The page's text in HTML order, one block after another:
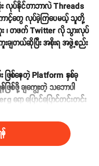
လုပ်နိုင်တာဘာလဲ Threads
ောင့်တွေ လုပ်ခဲ့ကြပေမယ့် သူတို့
၊ တဖက် Twitter လို သွားလုပ်
းချတယ်ဆိုပြီး အစိုးရ အဖွဲ့စည်း
ြစ်နေတဲ့ Platform နှစ်ခု
ြစ်ဖို့ ချကျွေးတဲ့ သဘောပါ
ော ပြောင်ပြောင်တင်းတင်း